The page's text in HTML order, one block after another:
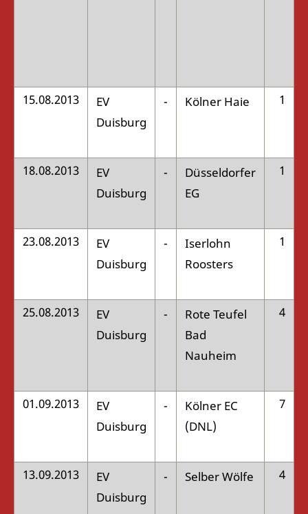
15.08.2013
EV
Duisburg
- Kölner Haie 1
18.08.2013
EV
Duisburg
-
Düsseldorfer
EG
1
23.08.2013
EV
Duisburg
-
Iserlohn
Roosters
1
25.08.2013
EV
Duisburg
-
Rote Teufel
Bad
Nauheim
4
01.09.2013
EV
Duisburg
-
Kölner EC
(DNL)
7
13.09.2013
EV
Duisburg
- Selber Wölfe 4